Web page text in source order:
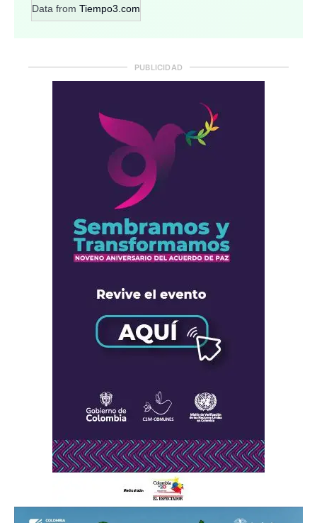
Data from Tiempo3.com
PUBLICIDAD